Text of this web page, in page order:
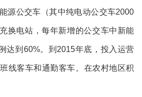
源公交车（其中纯电动公交车2000
换电站，每年新增的公交车中新能
达到 60%。到 2015年底，投入运营
线客车和通勤客车。在农村地区积